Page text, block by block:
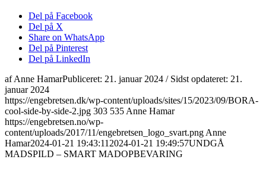
Del på Facebook
Del på X
Share on WhatsApp
Del på Pinterest
Del på LinkedIn
afAnne HamarPubliceret: 21. januar 2024 / Sidst opdateret: 21.
januar 2024
https://engebretsen.dk/wp-content/uploads/sites/15/2023/09/BORA-
cool-side-by-side-2.jpg 303 535Anne Hamar
https://engebretsen.no/wp-
content/uploads/2017/11/engebretsen_logo_svart.pngAnne
Hamar2024-01-21 19:43:112024-01-21 19:49:57UNDGÅ
MADSPILD – SMART MADOPBEVARING